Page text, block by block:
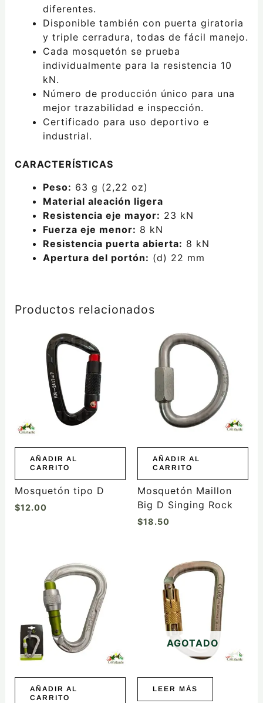
diferentes.
Disponible también con puerta giratoria
y triple cerradura, todas de fácil manejo.
Cada mosquetón se prueba
individualmente para la resistencia 10
kN.
Número de producción único para una
mejor trazabilidad e inspección.
Certificado para uso deportivo e
industrial.
CARACTERÍSTICAS
Peso: 63 g (2,22 oz)
Material aleación ligera
Resistencia eje mayor: 23 kN
Fuerza eje menor: 8 kN
Resistencia puerta abierta: 8 kN
Apertura del portón: (d) 22 mm
Productos relacionados
AÑADIR AL
CARRITO
Mosquetón tipo D
$12.00
AÑADIR AL
CARRITO
Mosquetón Maillon
Big D Singing Rock
$18.50
AÑADIR AL
CARRITO
AGOTADO
LEER MÁS